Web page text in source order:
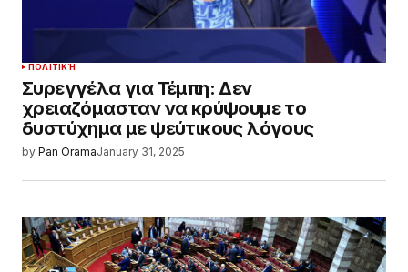
ΠΟΛΙΤΙΚΉ
Συρεγγέλα για Τέμπη: Δεν
χρειαζόμασταν να κρύψουμε το
δυστύχημα με ψεύτικους λόγους
by Pan OramaJanuary 31, 2025